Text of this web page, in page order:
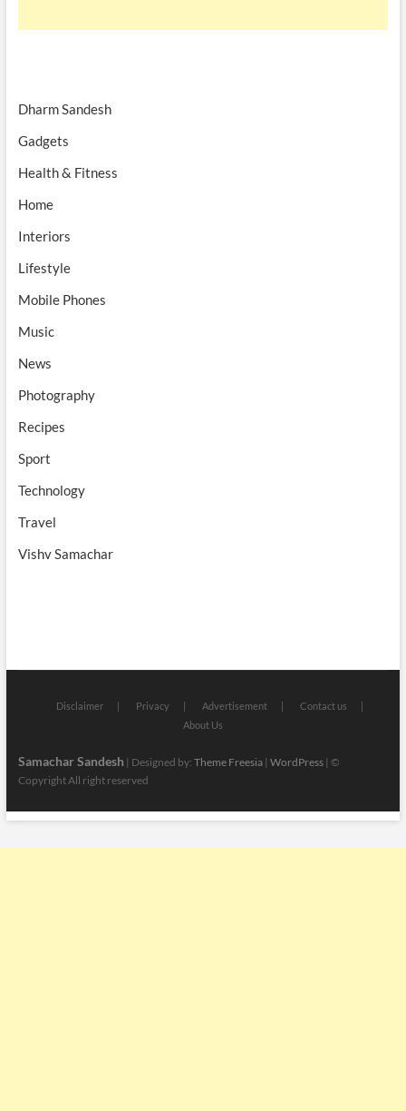
Dharm Sandesh
Gadgets
Health & Fitness
Home
Interiors
Lifestyle
Mobile Phones
Music
News
Photography
Recipes
Sport
Technology
Travel
Vishv Samachar
Disclaimer Privacy Advertisement
Contact us
About Us
Samachar Sandesh | Designed by: Theme Freesia| WordPress| ©
Copyright All right reserved